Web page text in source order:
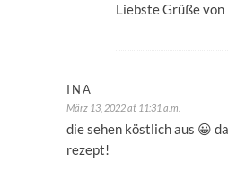
Liebste Grüße
INA
März 13, 2022 at 11:31 a.m.
die sehen köstlich aus 😀
rezept!